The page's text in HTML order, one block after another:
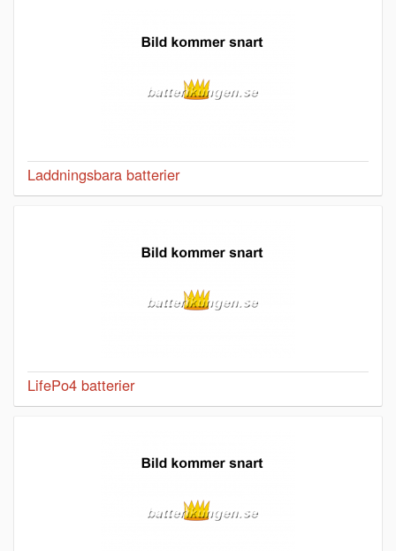
Laddningsbara batterier
LifePo4 batterier